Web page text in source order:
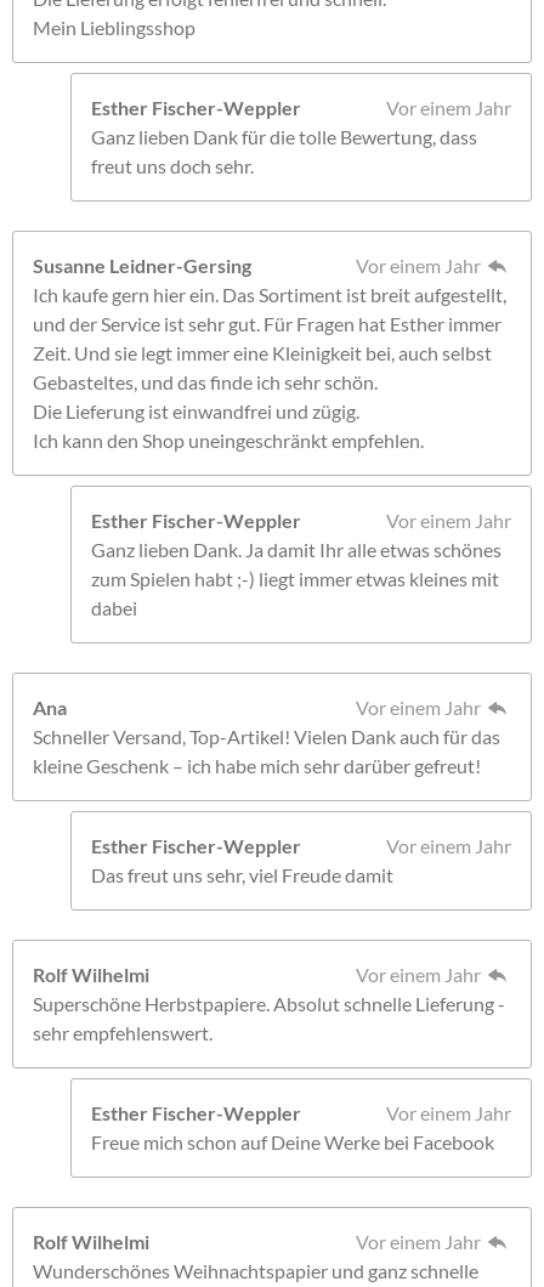
Mein Lieblingsshop
Esther Fischer-Weppler
Vor einem Jahr
Ganz lieben Dank für die tolle Bewertung, dass
freut uns doch sehr.
Susanne Leidner-Gersing
Vor einem Jahr
Ich kaufe gern hier ein. Das Sortiment ist breit aufgestellt,
und der Service ist sehr gut. Für Fragen hat Esther immer
Zeit. Und sie legt immer eine Kleinigkeit bei, auch selbst
Gebasteltes, und das finde ich sehr schön.
Die Lieferung ist einwandfrei und zügig.
Ich kann den Shop uneingeschränkt empfehlen.
Esther Fischer-Weppler
Vor einem Jahr
Ganz lieben Dank. Ja damit Ihr alle etwas schönes
zum Spielen habt ;-) liegt immer etwas kleines mit
dabei
Ana
Vor einem Jahr
Schneller Versand, Top-Artikel! Vielen Dank auch für das
kleine Geschenk – ich habe mich sehr darüber gefreut!
Esther Fischer-Weppler
Vor einem Jahr
Das freut uns sehr, viel Freude damit
Rolf Wilhelmi
Vor einem Jahr
Superschöne Herbstpapiere. Absolut schnelle Lieferung -
sehr empfehlenswert.
Esther Fischer-Weppler
Vor einem Jahr
Freue mich schon auf Deine Werke bei Facebook
Rolf Wilhelmi
Vor einem Jahr
Wunderschönes Weihnachtspapier und ganz schnelle